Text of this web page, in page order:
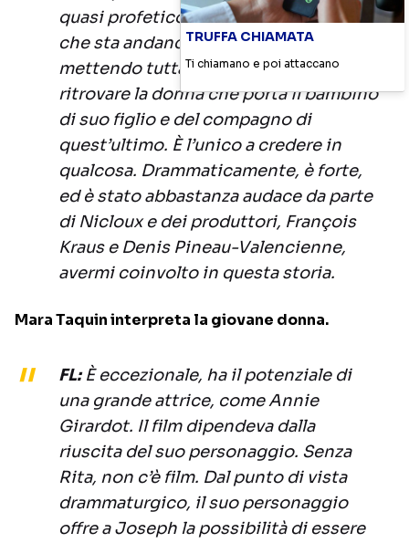
quasi profetico, sente a poco a poco
che sta andando verso la vita,
mettendo tutta la sua energia nel
ritrovare la donna che porta il bambino
di suo figlio e del compagno di
quest’ultimo. È l’unico a credere in
qualcosa. Drammaticamente, è forte,
ed è stato abbastanza audace da parte
di Nicloux e dei produttori, François
Kraus e Denis Pineau-Valencienne,
avermi coinvolto in questa storia.
Mara Taquin interpreta la giovane donna.
FL:È eccezionale, ha il potenziale di
una grande attrice, come Annie
Girardot. Il film dipendeva dalla
riuscita del suo personaggio. Senza
Rita, non c’è film. Dal punto di vista
drammaturgico, il suo personaggio
offre a Joseph la possibilità di essere
TRUFFA CHIAMATA
Ti chiamano e poi attaccano